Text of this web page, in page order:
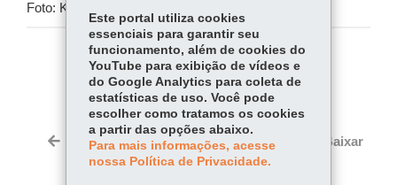
de
Foto: Kraw Penas/SECC
COMPARTILHE:
Fa
ce
bo
ok
Tw
itt
er
W
ha
Ap
Voltar Início Imprimir Baixar
Este portal utiliza cookies
essenciais para garantir seu
funcionamento, além de cookies do
YouTube para exibição de vídeos e
do Google Analytics para coleta de
estatísticas de uso. Você pode
escolher como tratamos os cookies
a partir das opções abaixo.
Para mais informações, acesse
nossa Política de Privacidade.